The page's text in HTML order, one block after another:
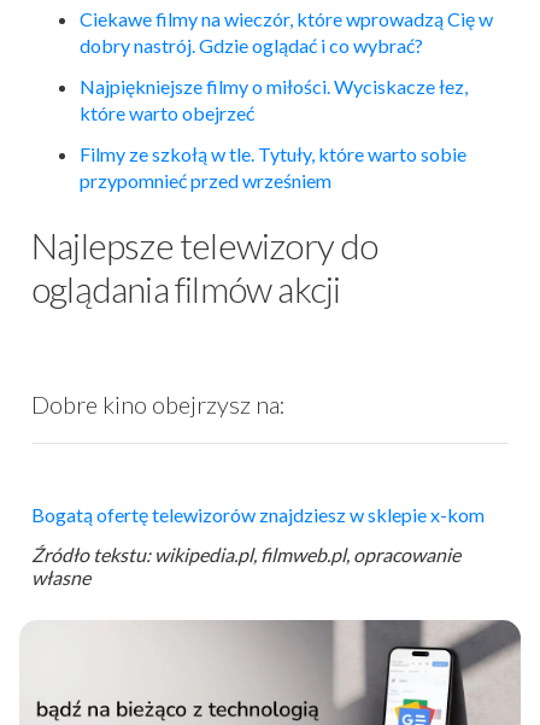
Ciekawefilmyna wieczór, które wprowadzą Cię w
dobry nastrój. Gdzie oglądać i co wybrać?
Najpiękniejszefilmyo miłości. Wyciskacze łez,
które warto obejrzeć
Filmy ze szkołą w tle. Tytuły, które warto sobie
przypomnieć przed wrześniem
Najlepsze telewizory do
oglądania filmów akcji
Dobre kino obejrzysz na:
Bogatą ofertę telewizorów znajdziesz w sklepie x-kom
Źródło tekstu: wikipedia.pl, filmweb.pl, opracowanie
własne